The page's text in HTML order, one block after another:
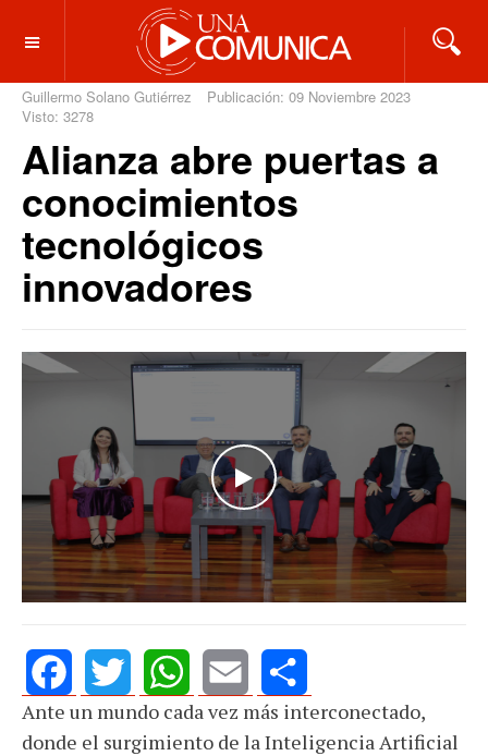
OFF CANVAS
Guillermo Solano Gutiérrez
Publicación: 09 Noviembre 2023
Visto: 3278
Alianza abre puertas a
conocimientos
tecnológicos
innovadores
WATCH THE VIDEO
FacebookTwitterWhatsApp
Email Share
Ante un mundo cada vez más interconectado,
donde el surgimiento de la Inteligencia Artificial